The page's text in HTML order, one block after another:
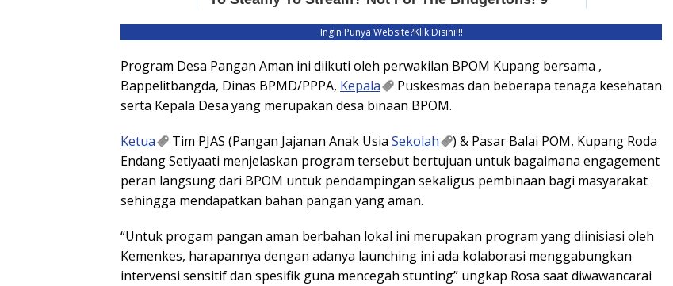
Ingin Punya Website?Klik Disini!!!
Program Desa Pangan Aman ini diikuti oleh perwakilan BPOM Kupang bersama ,
Bappelitbangda, Dinas BPMD/PPPA, Kepala
Puskesmas dan beberapa tenaga kesehatan
serta Kepala Desa yang merupakan desa binaan BPOM.
Ketua Tim PJAS (Pangan Jajanan Anak Usia Sekolah
) & Pasar Balai POM, Kupang Roda
Endang Setiyaati menjelaskan program tersebut bertujuan untuk bagaimana engagement
peran langsung dari BPOM untuk pendampingan sekaligus pembinaan bagi masyarakat
sehingga mendapatkan bahan pangan yang aman.
“Untuk progam pangan aman berbahan lokal ini merupakan program yang diinisiasi oleh
Kemenkes, harapannya dengan adanya launching ini ada kolaborasi menggabungkan
intervensi sensitif dan spesifik guna mencegah stunting” ungkap Rosa saat diwawancarai